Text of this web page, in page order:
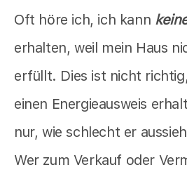
Oft höre ich, ich kann
erhalten, weil mein Haus
erfüllt. Dies ist nicht
einen Energieausweis
nur, wie schlecht er
Wer zum Verkauf oder